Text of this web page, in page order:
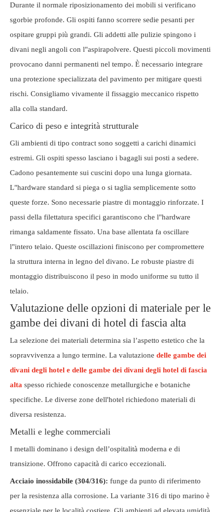
Durante il normale riposizionamento dei mobili si verificano
sgorbie profonde. Gli ospiti fanno scorrere sedie pesanti per
ospitare gruppi più grandi. Gli addetti alle pulizie spingono i
divani negli angoli con l"aspirapolvere. Questi piccoli movimenti
provocano danni permanenti nel tempo. È necessario integrare
una protezione specializzata del pavimento per mitigare questi
rischi. Consigliamo vivamente il fissaggio meccanico rispetto
alla colla standard.
Carico di peso e integrità strutturale
Gli ambienti di tipo contract sono soggetti a carichi dinamici
estremi. Gli ospiti spesso lasciano i bagagli sui posti a sedere.
Cadono pesantemente sui cuscini dopo una lunga giornata.
L"hardware standard si piega o si taglia semplicemente sotto
queste forze. Sono necessarie piastre di montaggio rinforzate. I
passi della filettatura specifici garantiscono che l"hardware
rimanga saldamente fissato. Una base allentata fa oscillare
l"intero telaio. Queste oscillazioni finiscono per compromettere
la struttura interna in legno del divano. Le robuste piastre di
montaggio distribuiscono il peso in modo uniforme su tutto il
telaio.
Valutazione delle opzioni di materiale per le
gambe dei divani di hotel di fascia alta
La selezione dei materiali determina sia l’aspetto estetico che la
sopravvivenza a lungo termine. La valutazione delle gambe dei
divani degli hotel e delle gambe dei divani degli hotel di fascia
alta spesso richiede conoscenze metallurgiche e botaniche
specifiche. Le diverse zone dell'hotel richiedono materiali di
diversa resistenza.
Metalli e leghe commerciali
I metalli dominano i design dell’ospitalità moderna e di
transizione. Offrono capacità di carico eccezionali.
Acciaio inossidabile (304/316): funge da punto di riferimento
per la resistenza alla corrosione. La variante 316 di tipo marino è